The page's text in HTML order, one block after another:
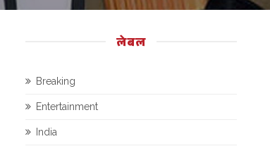
लेबल
Breaking
Entertainment
India